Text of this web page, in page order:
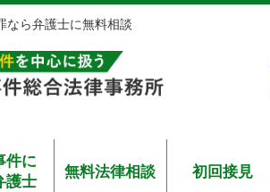
なら弁護士に無料相談
件に
護士
無料法律相談 初回接見